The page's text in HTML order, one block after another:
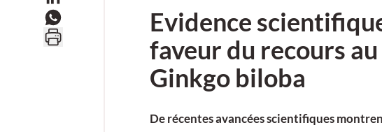
Evidence
faveur du recours au
Ginkgo biloba
De récentes avancées scientifiques